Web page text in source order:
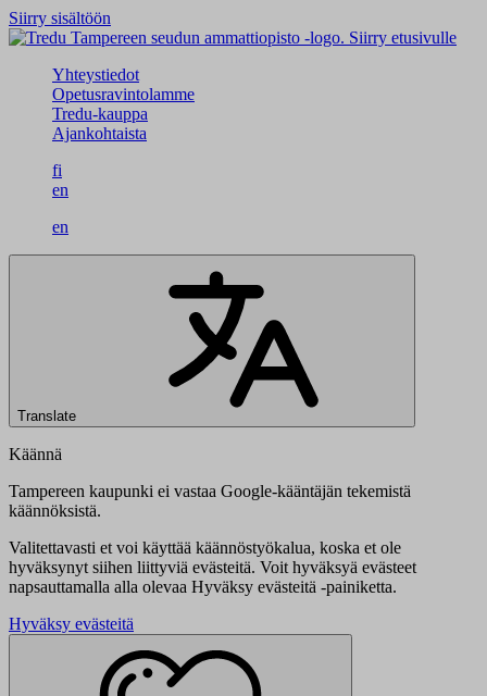
Siirry sisältöön
Siirry etusivulle
Yhteystiedot
Opetusravintolamme
Tredu-kauppa
Ajankohtaista
fi
en
en
Translate
Käännä
Tampereen kaupunki ei vastaa Google-kääntäjän tekemistä
käännöksistä.
Valitettavasti et voi käyttää käännöstyökalua, koska et ole
hyväksynyt siihen liittyviä evästeitä. Voit hyväksyä evästeet
napsauttamalla alla olevaa Hyväksy evästeitä -painiketta.
Hyväksy evästeitä